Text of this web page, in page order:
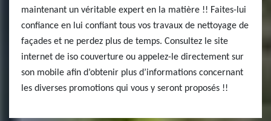
maintenant un véritable expert en la matière !! Faites-lui
confiance en lui confiant tous vos travaux de nettoyage de
façades et ne perdez plus de temps. Consultez le site
internet de iso couverture ou appelez-le directement sur
son mobile afin d’obtenir plus d’informations concernant
les diverses promotions qui vous y seront proposés !!